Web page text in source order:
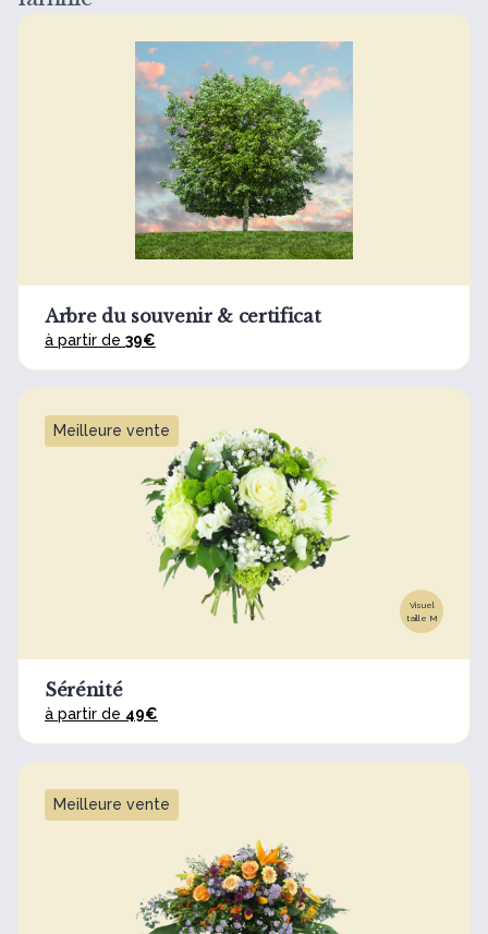
Arbre du souvenir & certificat
à partir de 39€
Meilleure vente
Visuel
taille M
Sérénité
à partir de 49€
Meilleure vente